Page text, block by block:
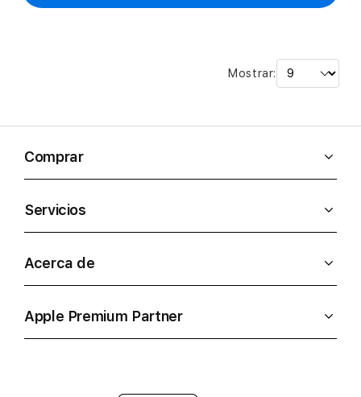
Mostrar:
Comprar
Servicios
Acerca de
Apple Premium Partner